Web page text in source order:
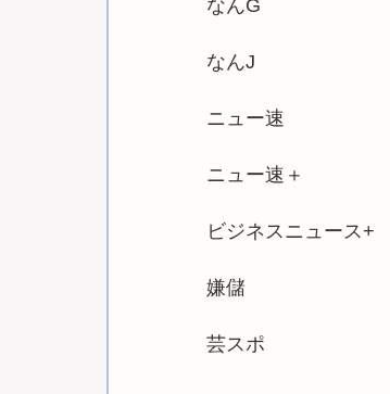
なんG
なんJ
ニュー速
ニュー速＋
ビジネスニュース+
嫌儲
芸スポ